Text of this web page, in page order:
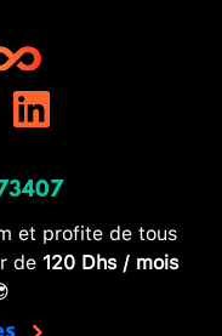
et profite de tous
de 120 Dhs / mois